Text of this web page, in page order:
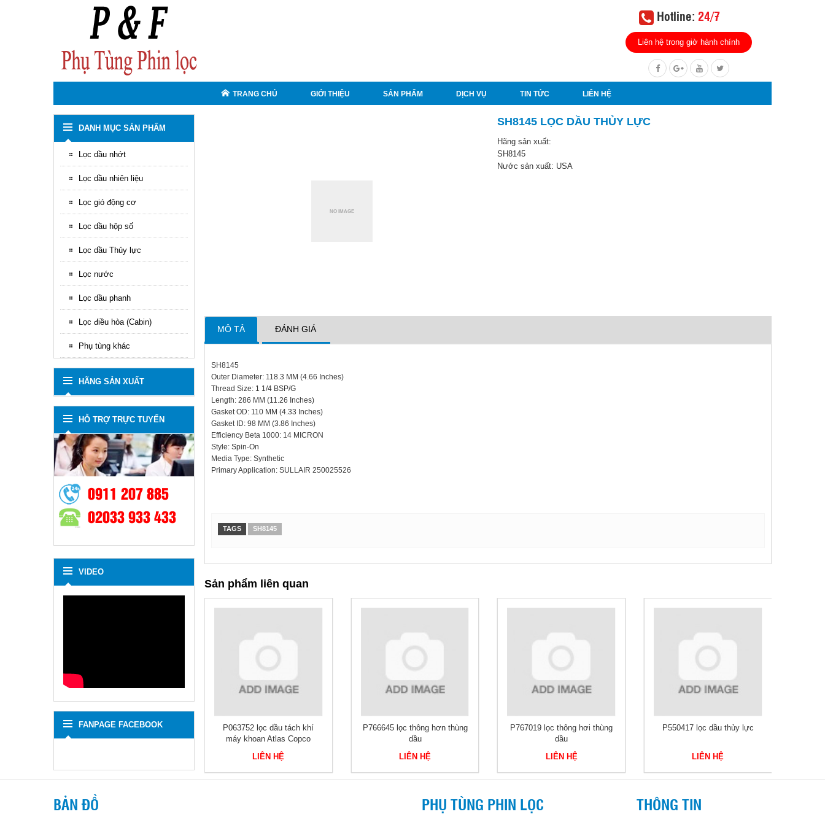
Hotline: 24/7
Liên hệ trong giờ hành chính
TRANG CHỦ GIỚI THIỆU SẢN PHẨM DỊCH VỤ TIN TỨC LIÊN HỆ
SH8145 LỌC DẦU THỦY LỰC
Hãng sản xuất:
SH8145
Nước sản xuất: USA
MÔ TẢ ĐÁNH GIÁ
SH8145
Outer Diameter: 118.3 MM (4.66 Inches)
Thread Size: 1 1/4 BSP/G
Length: 286 MM (11.26 Inches)
Gasket OD: 110 MM (4.33 Inches)
Gasket ID: 98 MM (3.86 Inches)
Efficiency Beta 1000: 14 MICRON
Style: Spin-On
Media Type: Synthetic
Primary Application: SULLAIR 250025526
TAGS SH8145
Sản phẩm liên quan
P173033 lọc thủy lực
P063752 lọc dầu tách khí
máy khoan Atlas Copco
LIÊN HỆ
P766645 lọc thông hơn thùng
dầu
LIÊN HỆ
P767019 lọc thông hơi thùng
dầu
LIÊN HỆ
P550417 lọc dầu thủy lực
LIÊN HỆ
DANH MỤC SẢN PHẨM
Lọc dầu nhớt
Lọc dầu nhiên liệu
Lọc gió động cơ
Lọc dầu hộp số
Lọc dầu Thủy lực
Lọc nước
Lọc dầu phanh
Lọc điều hòa (Cabin)
Phụ tùng khác
HÃNG SẢN XUẤT
HỖ TRỢ TRỰC TUYẾN
0911 207 885
02033 933 433
VIDEO
FANPAGE FACEBOOK
BẢN ĐỒ PHỤ TÙNG PHIN LỌC THÔNG TIN